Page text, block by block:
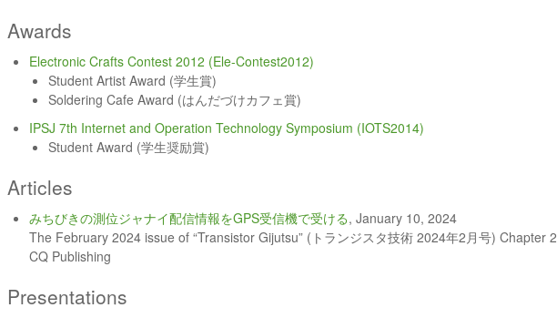
Awards
Electronic Crafts Contest 2012 (Ele-Contest2012)
Student Artist Award (学生賞)
Soldering Cafe Award (はんだづけカフェ賞)
IPSJ 7th Internet and Operation Technology Symposium (IOTS2014)
Student Award (学生奨励賞)
Articles
みちびきの測位ジャナイ配信情報をGPS受信機で受ける, January 10, 2024
The February 2024 issue of “Transistor Gijutsu” (トランジスタ技術 2024年2月号) Chapter
CQ Publishing
Presentations